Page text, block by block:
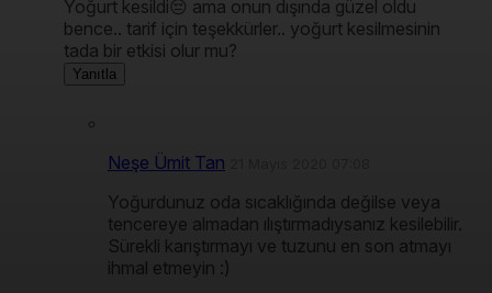
Yoğurt kesildi😔 ama onun dışında güzel oldu
bence.. tarif için teşekkürler.. yoğurt kesilmesinin
tada bir etkisi olur mu?
Yanıtla
Neşe Ümit Tan
Yoğurdunuz oda sıcaklığında değilse veya
tencereye almadan ılıştırmadıysanız kesilebilir.
Sürekli karıştırmayı ve tuzunu en son atmayı
ihmal etmeyin :)